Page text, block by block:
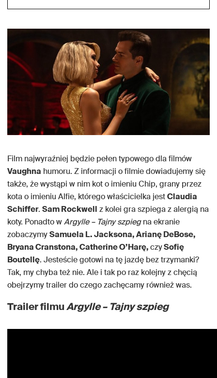
Film najwyraźniej będzie pełen typowego dla filmów
Vaughna humoru. Z informacji o filmie dowiadujemy się
także, że wystąpi w nim kot o imieniu Chip, grany przez
kota o imieniu Alfie, którego właścicielka jestClaudia
Schiffer. Sam Rockwell z kolei gra szpiega z alergią na
koty. Ponadto wArgylle – Tajny szpiegna ekranie
zobaczymySamuela L. Jacksona, Arianę DeBose,
Bryana Cranstona, Catherine O’Harę,czySofię
Boutellę. Jesteście gotowi na tę jazdę bez trzymanki?
Tak, my chyba też nie. Ale i tak po raz kolejny z chęcią
obejrzymy trailer do czego zachęcamy również was.
Trailer filmuArgylle – Tajny szpieg